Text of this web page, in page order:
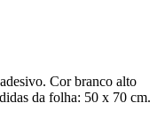
Cor branco alto
da folha: 50 x 70 cm.